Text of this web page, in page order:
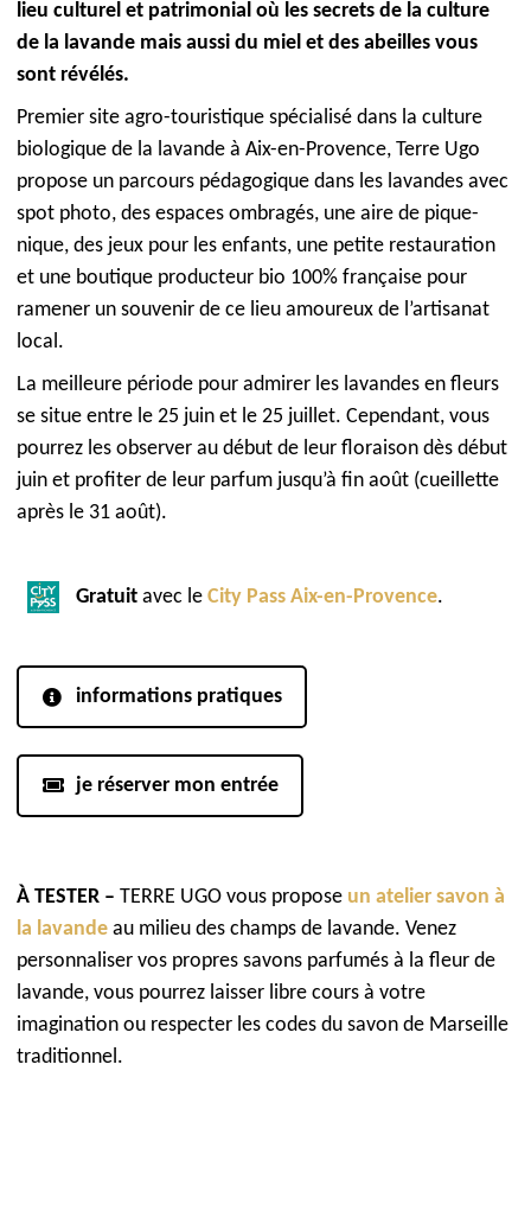
lieu culturel et patrimonial où les secrets de la culture
de la lavande mais aussi du miel et des abeilles vous
sont révélés.
Premier site agro-touristique spécialisé dans la culture
biologique de la lavande à Aix-en-Provence, Terre Ugo
propose un parcours pédagogique dans les lavandes avec
spot photo, des espaces ombragés, une aire de pique-
nique, des jeux pour les enfants, une petite restauration
et une boutique producteur bio 100% française pour
ramener un souvenir de ce lieu amoureux de l’artisanat
local.
La meilleure période pour admirer les lavandes en fleurs
se situe entre le 25 juin et le 25 juillet. Cependant, vous
pourrez les observer au début de leur floraison dès début
juin et profiter de leur parfum jusqu’à fin août (cueillette
après le 31 août).
Gratuit avec le City Pass Aix-en-Provence.
informations pratiques
je réserver mon entrée
À TESTER – TERRE UGO vous propose un atelier savon à
la lavandeau milieu des champs de lavande. Venez
personnaliser vos propres savons parfumés à la fleur de
lavande, vous pourrez laisser libre cours à votre
imagination ou respecter les codes du savon de Marseille
traditionnel.